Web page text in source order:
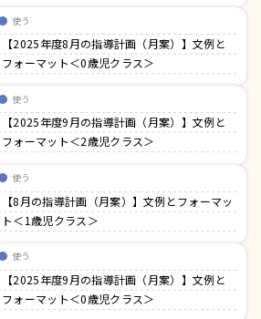
使う
【2025年度8月の指導計画（月案）】文例と
フォーマット＜0歳児クラス＞
使う
【2025年度9月の指導計画（月案）】文例と
フォーマット＜2歳児クラス＞
使う
【8月の指導計画（月案）】文例とフォーマッ
ト＜1歳児クラス＞
使う
【2025年度9月の指導計画（月案）】文例と
フォーマット＜0歳児クラス＞